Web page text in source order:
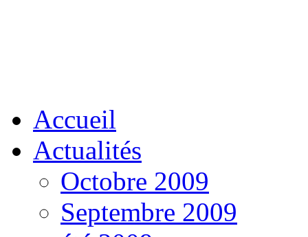
Accueil
Actualités
Octobre 2009
Septembre 2009